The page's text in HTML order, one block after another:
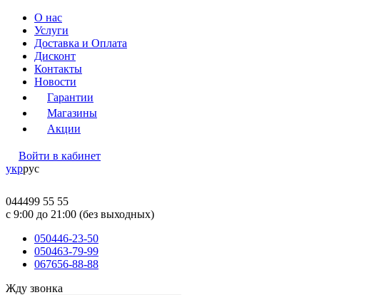
О нас
Услуги
Доставка и Оплата
Дисконт
Контакты
Новости
Гарантии
Магазины
Акции
Войти в кабинет
укррус
044499 55 55
c 9:00 до 21:00 (без выходных)
050446-23-50
050463-79-99
067656-88-88
Жду звонка